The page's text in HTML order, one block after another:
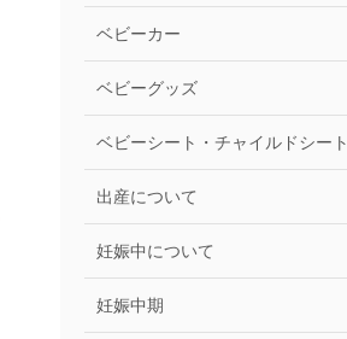
ベビーカー
ベビーグッズ
ベビーシート・チャイルドシート
出産について
妊娠中について
妊娠中期